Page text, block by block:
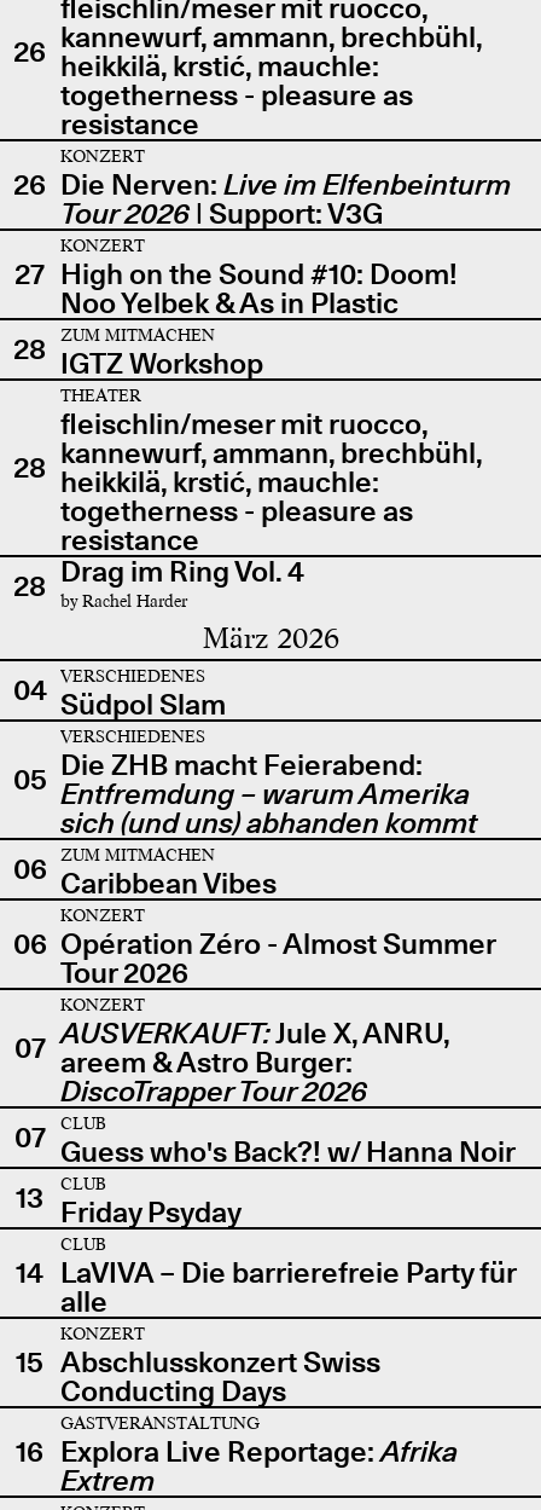
26
fleischlin/meser mit ruocco,
kannewurf, ammann, brechbühl,
heikkilä, krstić, mauchle:
togetherness - pleasure as
resistance
26
KONZERT
Die Nerven: Live im Elfenbeinturm
Tour 2026| Support: V3G
27
KONZERT
High on the Sound #10: Doom!
Noo Yelbek & As in Plastic
28
ZUM MITMACHEN
IGTZ Workshop
28
THEATER
fleischlin/meser mit ruocco,
kannewurf, ammann, brechbühl,
heikkilä, krstić, mauchle:
togetherness - pleasure as
resistance
28 Drag im Ring Vol. 4
by Rachel Harder
März 2026
04 VERSCHIEDENES
Südpol Slam
05
VERSCHIEDENES
Die ZHB macht Feierabend:
Entfremdung – warum Amerika
sich (und uns) abhanden kommt
06
ZUM MITMACHEN
Caribbean Vibes
06
KONZERT
Opération Zéro - Almost Summer
Tour 2026
07
KONZERT
AUSVERKAUFT:Jule X, ANRU,
areem & Astro Burger:
DiscoTrapper Tour 2026
07
CLUB
Guess who's Back?! w/ Hanna Noir
13
CLUB
Friday Psyday
14
CLUB
LaVIVA – Die barrierefreie Party für
alle
15
KONZERT
Abschlusskonzert Swiss
Conducting Days
16
GASTVERANSTALTUNG
Explora Live Reportage:Afrika
Extrem